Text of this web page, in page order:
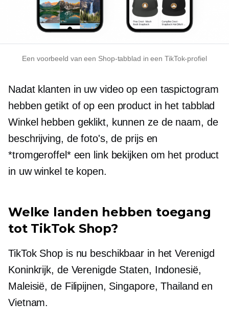
Een voorbeeld van een Shop-tabblad in een TikTok-profiel
Nadat klanten in uw video op een taspictogram
hebben getikt of op een product in het tabblad
Winkel hebben geklikt, kunnen ze de naam, de
beschrijving, de foto's, de prijs en
*tromgeroffel* een link bekijken om het product
in uw winkel te kopen.
Welke landen hebben toegang
tot TikTok Shop?
TikTok Shop is nu beschikbaar in het Verenigd
Koninkrijk, de Verenigde Staten, Indonesië,
Maleisië, de Filipijnen, Singapore, Thailand en
Vietnam.